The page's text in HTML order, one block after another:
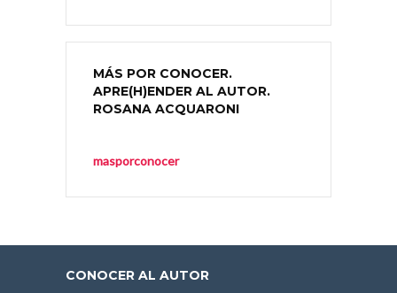
MÁS POR CONOCER.
APRE(H)ENDER AL AUTOR.
ROSANA ACQUARONI
masporconocer
CONOCER AL AUTOR